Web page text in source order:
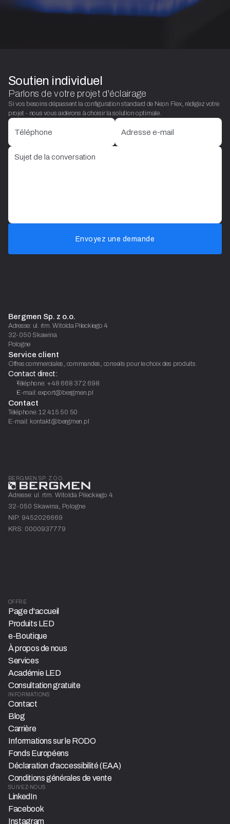
Soutien individuel
Parlons de votre projet d'éclairage
Si vos besoins dépassent la configuration standard de Neon Flex, rédigez votre
projet - nous vous aiderons à choisir la solution optimale.
Envoyez une demande
Bergmen Sp. z o.o.
Adresse: ul. rtm. Witolda Pileckiego 4
32-050 Skawina
Pologne
Service client
Offres commerciales, commandes, conseils pour le choix des produits.
Contact direct:
Téléphone: +48 668 372 698
E-mail: export@bergmen.pl
Contact
Téléphone: 12 415 50 50
E-mail: kontakt@bergmen.pl
BERGMEN SP. Z O.O.
Adresse: ul. rtm. Witolda Pileckiego 4
32-050 Skawina, Pologne
NIP: 9452026669
KRS: 0000937779
OFFRE
Page d'accueil
Produits LED
e-Boutique
À propos de nous
Services
Académie LED
Consultation gratuite
INFORMATIONS
Contact
Blog
Carrière
Informations sur le RODO
Fonds Européens
Déclaration d'accessibilité (EAA)
Conditions générales de vente
SUIVEZ-NOUS
LinkedIn
Facebook
Instagram